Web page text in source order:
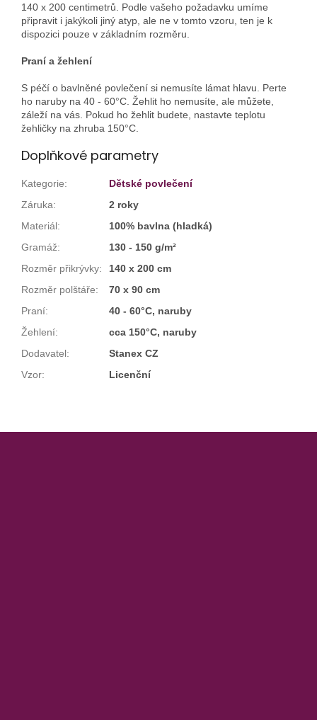
140 x 200 centimetrů. Podle vašeho požadavku umíme
připravit i jakýkoli jiný atyp, ale ne v tomto vzoru, ten je k
dispozici pouze v základním rozměru.
Praní a žehlení
S péčí o bavlněné povlečení si nemusíte lámat hlavu. Perte
ho naruby na 40 - 60°C. Žehlit ho nemusíte, ale můžete,
záleží na vás. Pokud ho žehlit budete, nastavte teplotu
žehličky na zhruba 150°C.
Doplňkové parametry
Kategorie:
Dětské povlečení
Záruka:
2 roky
Materiál:
100% bavlna (hladká)
Gramáž:
130 - 150 g/m²
Rozměr přikrývky:
140 x 200 cm
Rozměr polštáře:
70 x 90 cm
Praní:
40 - 60°C, naruby
Žehlení:
cca 150°C, naruby
Dodavatel:
Stanex CZ
Vzor: Licenční